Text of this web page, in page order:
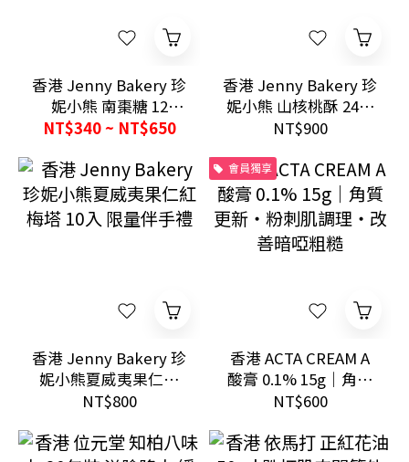
香港 Jenny Bakery 珍
妮小熊 南棗糖 12
入/30入 手工熬煮低甜
NT$340 ~ NT$650
香港 Jenny Bakery 珍
妮小熊 山核桃酥 24入
獨立包裝送禮手信
NT$900
香港 Jenny Bakery 珍
妮小熊夏威夷果仁紅
梅塔 10入 限量伴手禮
NT$800
會員獨享
香港 ACTA CREAM A
酸膏 0.1% 15g｜角質
更新・粉刺肌調理・
NT$600